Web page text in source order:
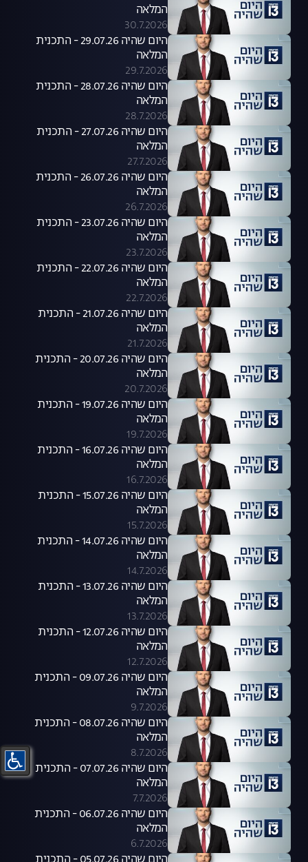
המלאה
30.7.2026
היום שהיה 29.07.26 - התכנית
המלאה
29.7.2026
היום שהיה 28.07.26 - התכנית
המלאה
28.7.2026
היום שהיה 27.07.26 - התכנית
המלאה
27.7.2026
היום שהיה 26.07.26 - התכנית
המלאה
26.7.2026
היום שהיה 23.07.26 - התכנית
המלאה
23.7.2026
היום שהיה 22.07.26 - התכנית
המלאה
22.7.2026
היום שהיה 21.07.26 - התכנית
המלאה
21.7.2026
היום שהיה 20.07.26 - התכנית
המלאה
20.7.2026
היום שהיה 19.07.26 - התכנית
המלאה
19.7.2026
היום שהיה 16.07.26 - התכנית
המלאה
16.7.2026
היום שהיה 15.07.26 - התכנית
המלאה
15.7.2026
היום שהיה 14.07.26 - התכנית
המלאה
14.7.2026
היום שהיה 13.07.26 - התכנית
המלאה
13.7.2026
היום שהיה 12.07.26 - התכנית
המלאה
12.7.2026
היום שהיה 09.07.26 - התכנית
המלאה
9.7.2026
היום שהיה 08.07.26 - התכנית
המלאה
8.7.2026
היום שהיה 07.07.26 - התכנית
המלאה
7.7.2026
היום שהיה 06.07.26 - התכנית
המלאה
6.7.2026